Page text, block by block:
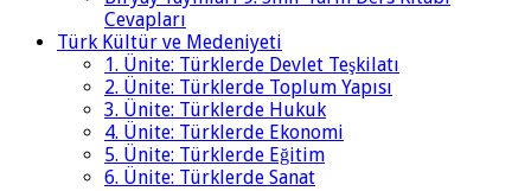
Cevapları
Türk Kültür ve Medeniyeti
1. Ünite: Türklerde Devlet Teşkilatı
2. Ünite: Türklerde Toplum Yapısı
3. Ünite: Türklerde Hukuk
4. Ünite: Türklerde Ekonomi
5. Ünite: Türklerde Eğitim
6. Ünite: Türklerde Sanat